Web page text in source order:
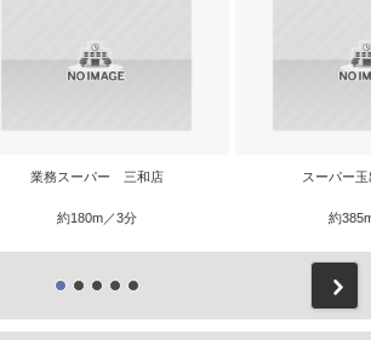
業務スーパー 三和店
約180m／3分
スーパー
約